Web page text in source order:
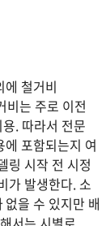
에 철거비
비는 주로 이전
. 따라서 전문
포함되는지 여
링 시작 전 시정
가 발생한다. 소
을 수 있지만 배